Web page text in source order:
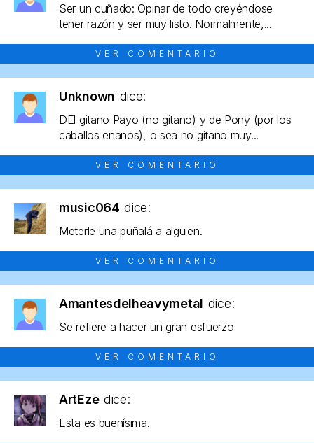
Ser un cuñado: Opinar de todo creyéndose
tener razón y ser muy listo. Normalmente,...
VER COMENTARIO
Unknown dice:
DEl gitano Payo (no gitano) y de Pony (por los
caballos enanos), o sea no gitano muy...
VER COMENTARIO
music064 dice:
Meterle una puñalá a alguien.
VER COMENTARIO
Amantesdelheavymetal dice:
Se refiere a hacer un gran esfuerzo
VER COMENTARIO
ArtEze dice:
Esta es buenísima.